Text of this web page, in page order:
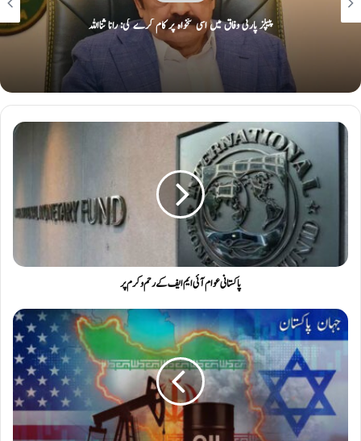
ایران نے دورانِ جنگ تباہ کیے امریکی و اسرائیلی طیارے نمائش کیلئے پیش کر دیے
پاکستانی عوام آئی ایم ایف کے رحم و کرم پر